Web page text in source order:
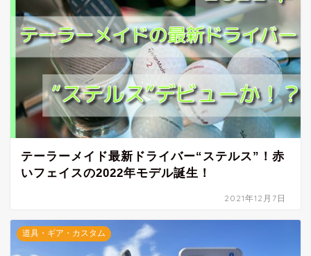
テーラーメイド最新ドライバー“ステルス”！赤
いフェイスの2022年モデル誕生！
2021年12月7日
道具・ギア・カスタム